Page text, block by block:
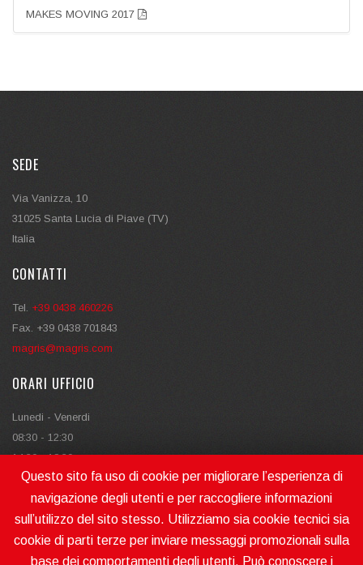
MAKES MOVING 2017
SEDE
Via Vanizza, 10
31025 Santa Lucia di Piave (TV)
Italia
CONTATTI
Tel. +39 0438 460226
Fax. +39 0438 701843
magris@magris.com
ORARI UFFICIO
Lunedi - Venerdi
08:30 - 12:30
14:30 - 18:30
MAGRIS SRL MAKES MOVING | P.IVA - V.A.T. N. IT04722850262
Questo sito fa uso di cookie per migliorare l’esperienza di
navigazione degli utenti e per raccogliere informazioni
sull’utilizzo del sito stesso. Utilizziamo sia cookie tecnici sia
cookie di parti terze per inviare messaggi promozionali sulla
base dei comportamenti degli utenti. Può conoscere i